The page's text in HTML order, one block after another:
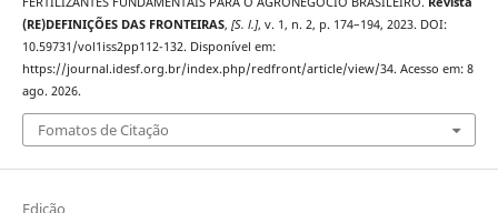
(RE)DEFINIÇÕES DAS FRONTEIRAS, [S. l.], v. 1, n. 2, p. 174–194, 2023. DOI:
10.59731/vol1iss2pp112-132. Disponível em:
https://journal.idesf.org.br/index.php/redfront/article/view/34. Acesso em: 8
ago. 2026.
Fomatos de Citação
Edição